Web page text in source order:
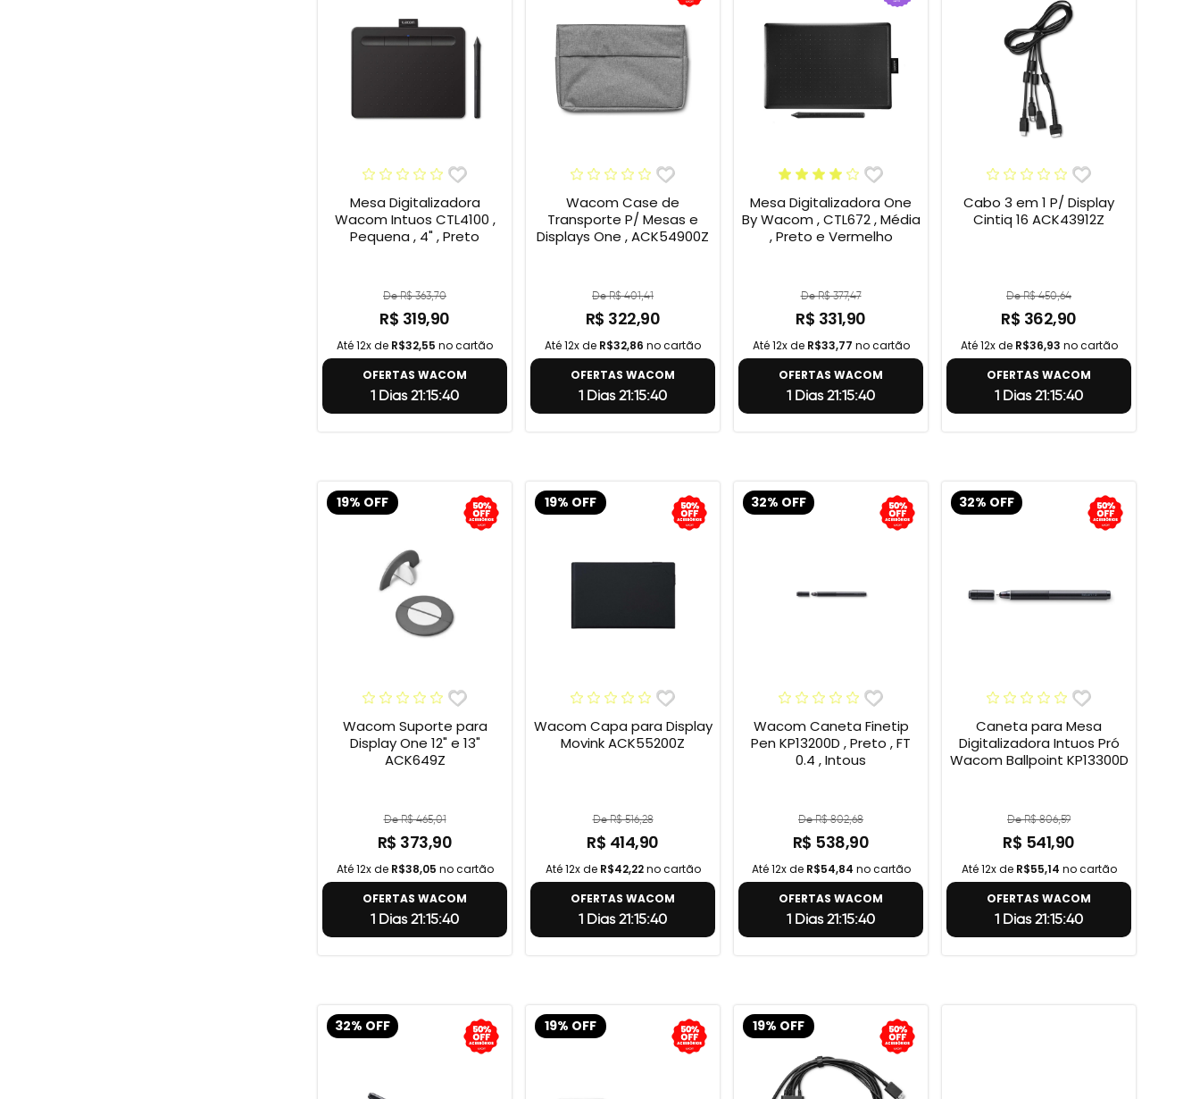
Mesa Digitalizadora
Wacom Intuos CTL4100 ,
Pequena , 4" , Preto
De R$ 363,70
R$ 319,90
Até 12x de R$32,55 no cartão
OFERTAS WACOM
1 Dias 21:15:39
Wacom Case de
Transporte P/ Mesas e
Displays One , ACK54900Z
De R$ 401,41
R$ 322,90
Até 12x de R$32,86 no cartão
OFERTAS WACOM
1 Dias 21:15:39
Mesa Digitalizadora One
By Wacom , CTL672 , Média
, Preto e Vermelho
De R$ 377,47
R$ 331,90
Até 12x de R$33,77 no cartão
OFERTAS WACOM
1 Dias 21:15:39
Cabo 3 em 1 P/ Display
Cintiq 16 ACK43912Z
De R$ 450,64
R$ 362,90
Até 12x de R$36,93 no cartão
OFERTAS WACOM
1 Dias 21:15:39
19% OFF
Wacom Suporte para
Display One 12" e 13"
ACK649Z
De R$ 465,01
R$ 373,90
Até 12x de R$38,05 no cartão
OFERTAS WACOM
1 Dias 21:15:39
19% OFF
Wacom Capa para Display
Movink ACK55200Z
De R$ 516,28
R$ 414,90
Até 12x de R$42,22no cartão
OFERTAS WACOM
1 Dias 21:15:39
32% OFF
Wacom Caneta Finetip
Pen KP13200D , Preto , FT
0.4 , Intous
De R$ 802,68
R$ 538,90
Até 12x de R$54,84 no cartão
OFERTAS WACOM
1 Dias 21:15:39
32% OFF
Caneta para Mesa
Digitalizadora Intuos Pró
Wacom Ballpoint KP13300D
De R$ 806,59
R$ 541,90
Até 12x de R$55,14 no cartão
OFERTAS WACOM
1 Dias 21:15:39
32% OFF 19% OFF 19% OFF